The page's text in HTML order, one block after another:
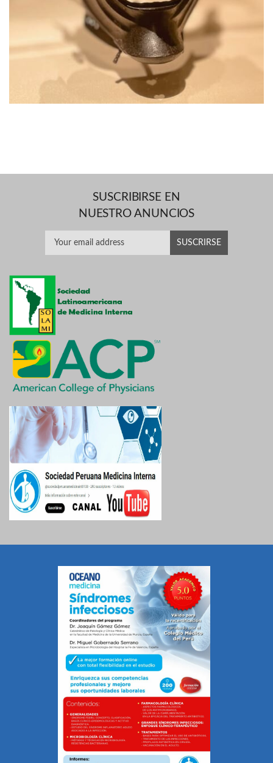
SUSCRIBIRSE EN
NUESTRO ANUNCIOS